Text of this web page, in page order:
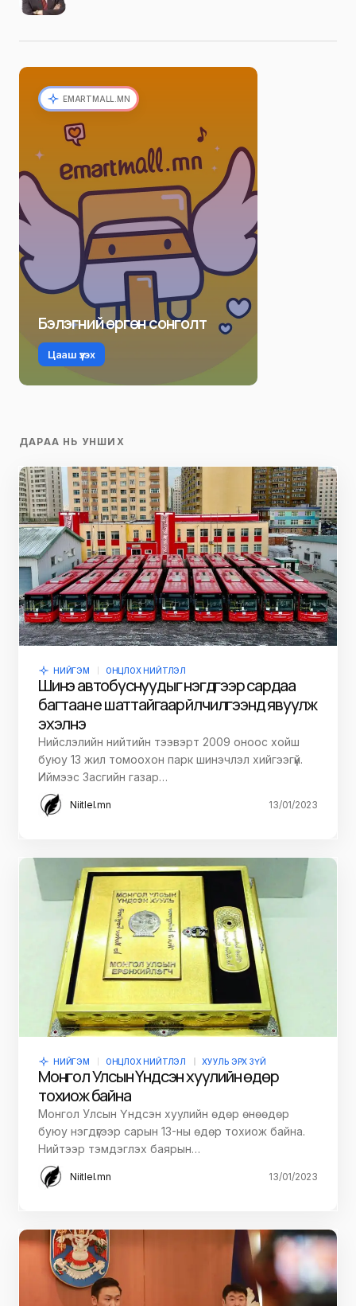
EMARTMALL.MN
Бэлэгний өргөн сонголт
Цааш үзэх
ДАРАА НЬ УНШИХ
НИЙГЭМ ОНЦЛОХ НИЙТЛЭЛ
Шинэ автобуснуудыг нэгдүгээр сардаа
багтаан үе шаттайгаар үйлчилгээнд явуулж
эхэлнэ
Нийслэлийн нийтийн тээвэрт 2009 оноос хойш
буюу 13 жил томоохон парк шинэчлэл хийгээгүй.
Иймээс Засгийн газар…
Niitlel.mn 13/01/2023
НИЙГЭМ ОНЦЛОХ НИЙТЛЭЛ ХУУЛЬ ЭРХ ЗҮЙ
Монгол Улсын Үндсэн хуулийн өдөр
тохиож байна
Монгол Улсын Үндсэн хуулийн өдөр өнөөдөр
буюу нэгдүгээр сарын 13-ны өдөр тохиож байна.
Нийтээр тэмдэглэх баярын…
Niitlel.mn 13/01/2023